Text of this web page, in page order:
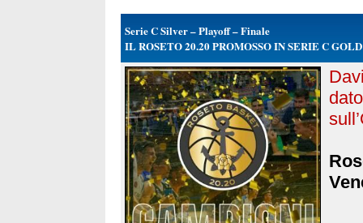
Serie C Silver – Playoff – Finale
IL ROSETO 20.20 PROMOSSO IN SERIE C GOLD